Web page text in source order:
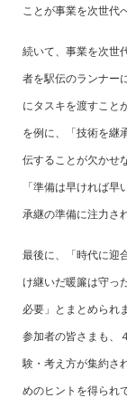
ことが事業を次世代
続いて、事業を次世
者を駅伝のランナー
にタスキを渡すこと
を例に、「技術を継
伝することが欠かせ
「準備は早ければ
承継の準備に注力さ
最後に、「時代に迎
け継いだ暖簾は守っ
必要」とまとめられ
参加者の皆さまも、
験・考え方が集約さ
めのヒントを得られ